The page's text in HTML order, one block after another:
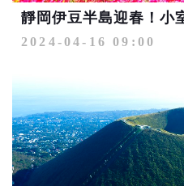
2024-04-16 09:00